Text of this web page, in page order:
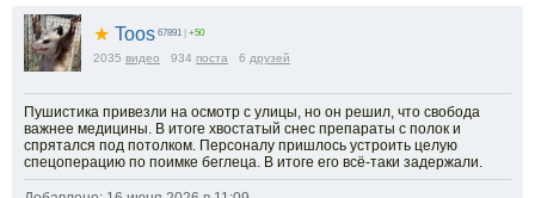
★ Toos 67891 | +50
2035 видео 934 поста 6 друзей
Пушистика привезли на осмотр с улицы, но он решил, что свобода
важнее медицины. В итоге хвостатый снес препараты с полок и
спрятался под потолком. Персоналу пришлось устроить целую
спецоперацию по поимке беглеца. В итоге его всё-таки задержали.